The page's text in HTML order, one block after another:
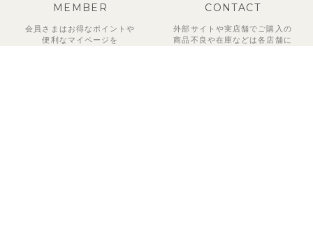
MEMBER
会員さまはお得なポイントや
便利な マイページを
CONTACT
外部サイトや実店舗でご購入の
商品不良や在庫などは各店舗に